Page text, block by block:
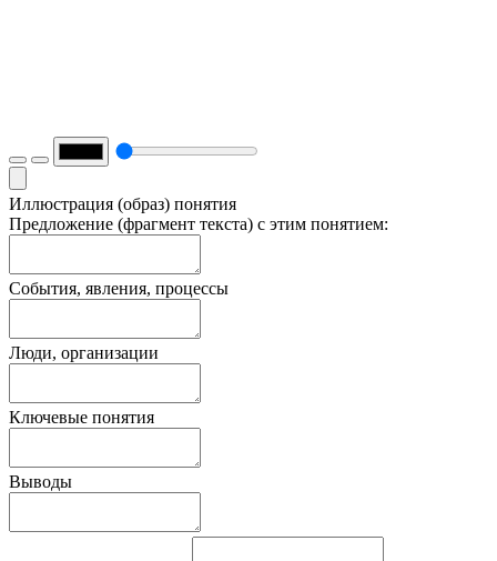
Иллюстрация (образ) понятия
Предложение (фрагмент текста) с этим понятием:
События, явления, процессы
Люди, организации
Ключевые понятия
Выводы